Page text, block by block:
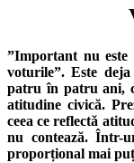
”Important nu este
voturile”. Este
patru în patru ani,
atitudine civică.
ceea ce reflectă
nu contează. Într-
proporțional mai